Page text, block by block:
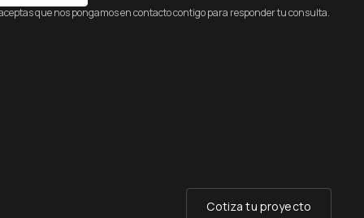
que nos pongamos en contacto contigo para responder tu consulta.
Cotiza tu proyecto